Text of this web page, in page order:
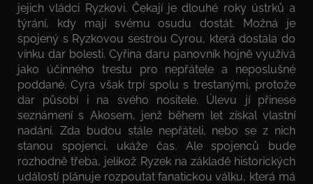
jejich vládci Ryzkovi. Čekají je dlouhé roky ústrků a
týrání, kdy mají svému osudu dostát. Možná je
spojený s Ryzkovou sestrou Cyrou, která dostala do
vínku dar bolesti. Cyřina daru panovník hojně využívá
jako účinného trestu pro nepřátele a neposlušné
poddané. Cyra však trpí spolu s trestanými, protože
dar působí i na svého nositele. Úlevu jí přinese
seznámení s Akosem, jenž během let získal vlastní
nadání. Zda budou stále nepřáteli, nebo se z nich
stanou spojenci, ukáže čas. Ale spojenců bude
rozhodně třeba, jelikož Ryzek na základě historických
událostí plánuje rozpoutat fanatickou válku, která má